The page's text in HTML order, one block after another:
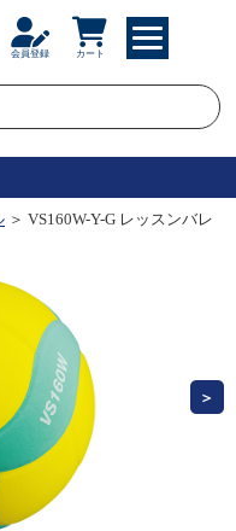
会員登録 カート
＞ VS160W-Y-G レッスンバレ